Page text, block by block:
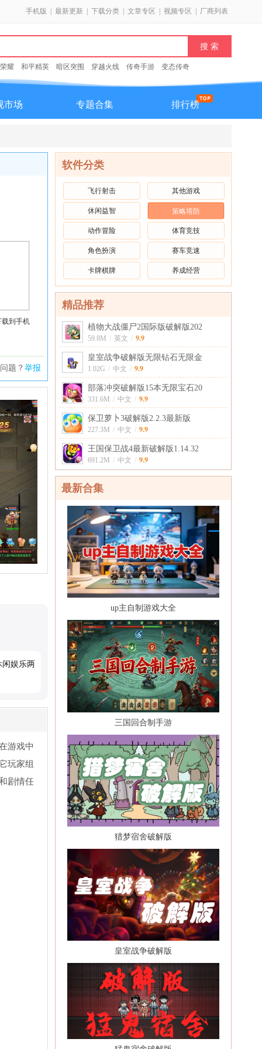
手机版 最新更新 下载分类 文章专区 视频专区 厂商列表
耀 和平精英 暗区突围 穿越火线 传奇手游 变态传奇
市场 专题合集 排行榜
题？ 举报
载到手机
娱乐两
游戏中
玩家组
剧情任
软件分类
飞行射击 其他游戏
休闲益智 策略塔防
动作冒险 体育竞技
角色扮演 赛车竞速
卡牌棋牌 养成经营
精品推荐
植物大战僵尸2国际版破解版202
59.8M / 英文 / 9.9
皇室战争破解版无限钻石无限金
1.02G / 中文 / 9.9
部落冲突破解版15本无限宝石20
331.6M / 中文 / 9.9
保卫萝卜3破解版2.2.3最新版
227.3M / 中文 / 9.9
王国保卫战4最新破解版1.14.32
691.2M / 中文 / 9.9
最新合集
up主自制游戏大全
三国回合制手游
猎梦宿舍破解版
皇室战争破解版